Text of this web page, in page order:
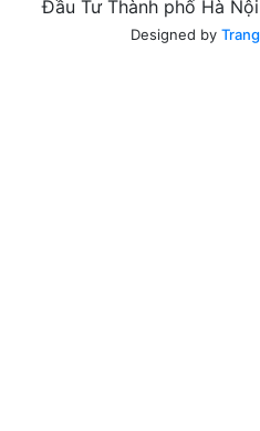
Đầu Tư Thành phố Hà
Designed by